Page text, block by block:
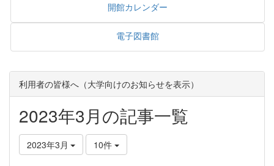
開館カレンダー
電子図書館
利用者の皆様へ（大学向けのお知らせを表示）
2023年3月の記事一覧
2023年3月 10件